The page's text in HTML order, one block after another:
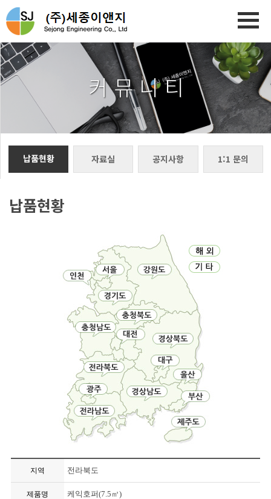
커 뮤 니 티
납품현황 자료실 공지사항 1:1 문의
납품현황
지역 전라북도
제품명 케익호퍼(7.5㎥)